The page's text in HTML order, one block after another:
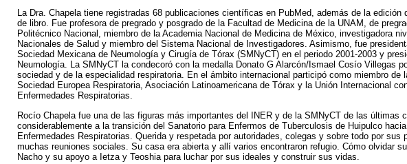
La Dra. Chapela tiene registradas 68 publicaciones científicas en PubMed, además de la
de libro. Fue profesora de pregrado y posgrado de la Facultad de Medicina de la UNAM, de
Politécnico Nacional, miembro de la Academia Nacional de Medicina de México, investigadora
Nacionales de Salud y miembro del Sistema Nacional de Investigadores. Asimismo, fue
Sociedad Mexicana de Neumología y Cirugía de Tórax (SMNyCT) en el periodo 2001-2003 y
Neumología. La SMNyCT la condecoró con la medalla Donato G Alarcón/Ismael Cosío Villegas
sociedad y de la especialidad respiratoria. En el ámbito internacional participó como miembro de
Sociedad Europea Respiratoria, Asociación Latinoamericana de Tórax y la Unión Internacional
Enfermedades Respiratorias.
Rocío Chapela fue una de las figuras más importantes del INER y de la SMNyCT de las últimas
considerablemente a la transición del Sanatorio para Enfermos de Tuberculosis de Huipulco
Enfermedades Respiratorias. Querida y respetada por autoridades, colegas y sobre todo por sus
muchas reuniones sociales. Su casa era abierta y allí varios encontraron refugio. Cómo olvidar
Nacho y su apoyo a Ietza y Teoshia para luchar por sus ideales y construir sus vidas.